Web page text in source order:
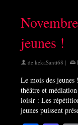
jeunes !
de kekaSanti68 |
Le mois des jeunes
théâtre et
loisir : Les
jeunes puissent